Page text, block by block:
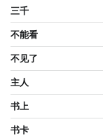
三千
不能看
不见了
主人
书上
书卡